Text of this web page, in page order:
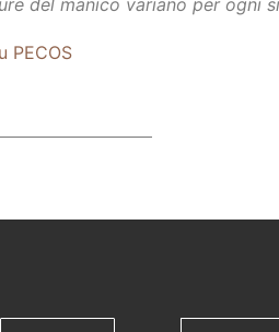
del manico variano per ogni
PECOS